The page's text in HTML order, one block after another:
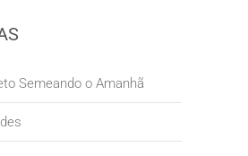
Semeando o Amanhã